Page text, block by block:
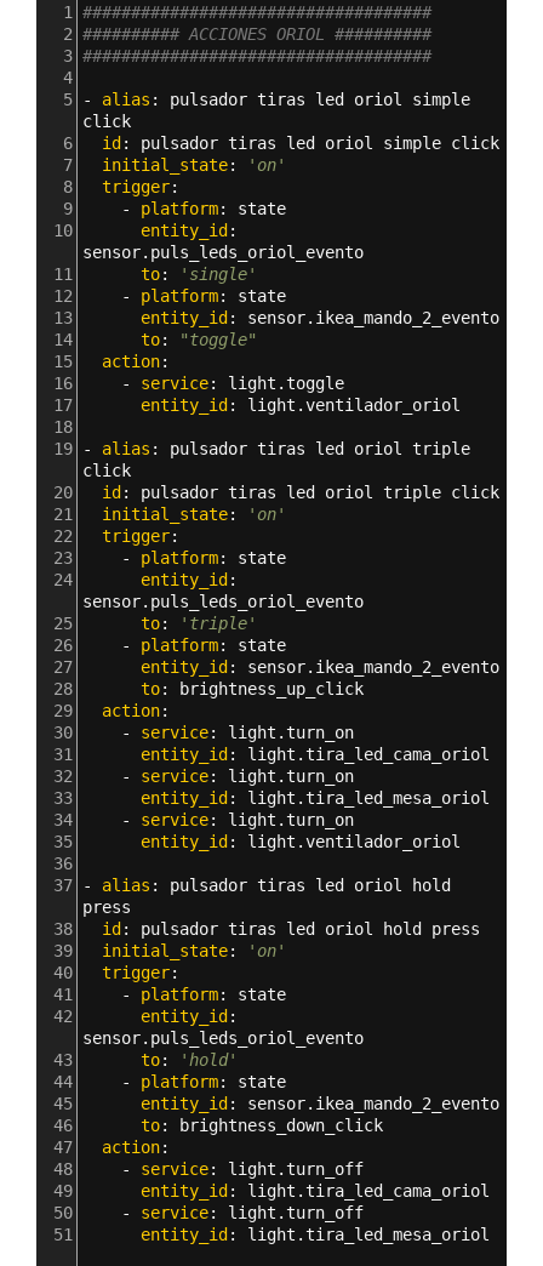
1
####################################
2 ########## ACCIONES ORIOL ##########
3 ####################################
4
5
- alias : pulsador tiras led oriol simple
click
6
  id
: pulsador tiras led oriol simple click
7
  initial_state
:
'on'
8
  trigger
:
9
- platform: state
10
entity_id
sensor.puls_leds_oriol_evento
11
to:
'single'
12
- platform: state
13
entity_id: sensor.ikea_mando_2_evento
14
to:
"toggle"
15
  action
16
- service: light.toggle
17
entity_id: light.ventilador_oriol
18
19
- alias : pulsador tiras led oriol triple
20
  id
:
21
  initial_state
:
'on'
22
  trigger
:
23
- platform: state
24
entity_id
sensor.puls_leds_oriol_evento
25
to:
'triple'
26
- platform: state
27
entity_id: sensor.ikea_mando_2_evento
28
to: brightness_up_click
29
  action
30
- service: light.turn_on
31
entity_id: light.tira_led_cama_oriol
32
- service: light.turn_on
33
entity_id: light.tira_led_mesa_oriol
34
- service: light.turn_on
35
entity_id: light.ventilador_oriol
36
37
- alias : pulsador tiras led oriol hold
press
38
  id
: pulsador tiras led oriol hold press
39
  initial_state
:
'on'
40
  trigger
:
41
- platform: state
42
entity_id
sensor.puls_leds_oriol_evento
43
to:
'hold'
44
- platform: state
45
entity_id: sensor.ikea_mando_2_evento
46
to: brightness_down_click
47
  action
48
- service: light.turn_off
49
entity_id: light.tira_led_cama_oriol
50
- service: light.turn_off
51
entity_id: light.tira_led_mesa_oriol